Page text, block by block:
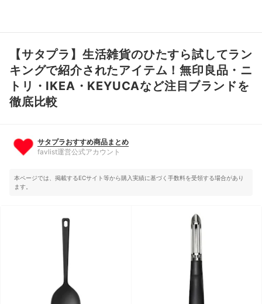
サタプラおすすめ商品まとめ
favlist運営公式アカウント
【サタプラ】生活雑貨のひたすら試してラン
キングで紹介されたアイテム！無印良品・ニ
トリ・IKEA・KEYUCAなど注目ブランドを
徹底比較
サタプラおすすめ商品まとめ
favlist運営公式アカウント
本ページでは、掲載するECサイト等から購入実績に基づく手数料を受領する場合があり
ます。